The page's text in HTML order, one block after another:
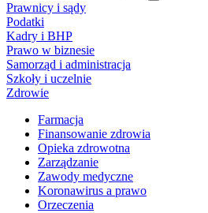
Prawnicy i sądy
Podatki
Kadry i BHP
Prawo w biznesie
Samorząd i administracja
Szkoły i uczelnie
Zdrowie
Farmacja
Finansowanie zdrowia
Opieka zdrowotna
Zarządzanie
Zawody medyczne
Koronawirus a prawo
Orzeczenia